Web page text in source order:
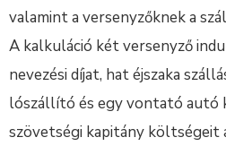
valamint a versenyzőknek a
A kalkuláció két versenyző
nevezési díjat, hat éjszaka
lószállító és egy vontató
szövetségi kapitány költségeit